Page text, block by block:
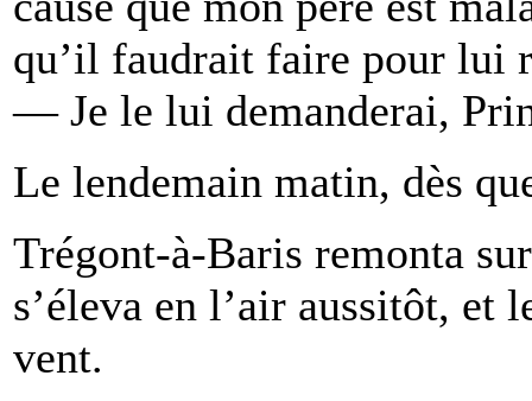
qu’il faudrait faire pour lui
— Je le lui demanderai,
Le lendemain matin, dès
Trégont-à-Baris remonta
s’éleva en l’air aussitôt, et
vent.